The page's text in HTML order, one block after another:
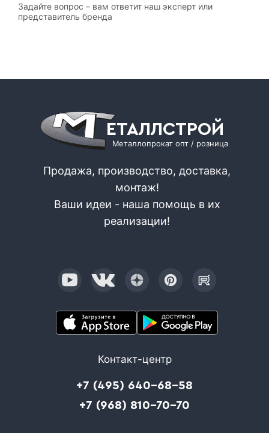
Задайте вопрос – вам ответит наш эксперт или
представитель бренда
ЕТАЛЛСТРОЙ
Металлопрокат опт / розница
Продажа, производство, доставка,
монтаж!
Ваши идеи - наша помощь в их
реализации!
Контакт-центр
+7 (495) 640-68-58
+7 (968) 810-70-70